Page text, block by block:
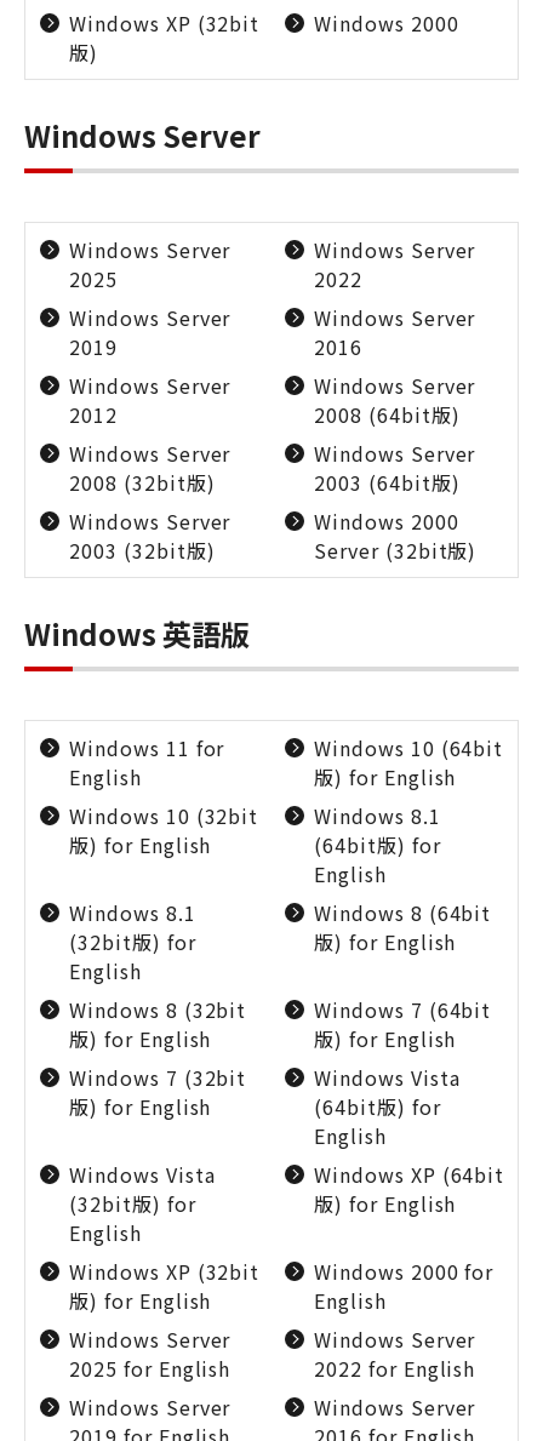
Windows XP (32bit
版)
Windows 2000
Windows Server
Windows Server
2025
Windows Server
2022
Windows Server
2019
Windows Server
2016
Windows Server
2012
Windows Server
2008 (64bit版)
Windows Server
2008 (32bit版)
Windows Server
2003 (64bit版)
Windows Server
2003 (32bit版)
Windows 2000
Server (32bit版)
Windows 英語版
Windows 11 for
English
Windows 10 (64bit
版) for English
Windows 10 (32bit
版) for English
Windows 8.1
(64bit版) for
English
Windows 8.1
(32bit版) for
English
Windows 8 (64bit
版) for English
Windows 8 (32bit
版) for English
Windows 7 (64bit
版) for English
Windows 7 (32bit
版) for English
Windows Vista
(64bit版) for
English
Windows Vista
(32bit版) for
English
Windows XP (64bit
版) for English
Windows XP (32bit
版) for English
Windows 2000 for
English
Windows Server
2025 for English
Windows Server
2022 for English
Windows Server
Windows Server